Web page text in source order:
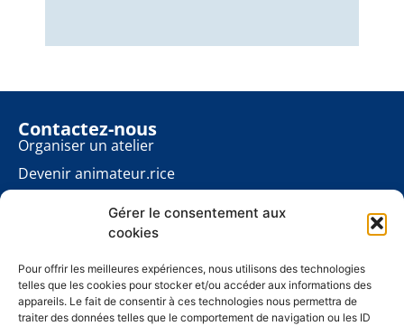
Gérer le consentement aux
cookies
Pour offrir les meilleures expériences, nous utilisons des technologies
telles que les cookies pour stocker et/ou accéder aux informations des
appareils. Le fait de consentir à ces technologies nous permettra de
traiter des données telles que le comportement de navigation ou les ID
Contactez-nous
Organiser un atelier
Devenir animateur.rice
Contact presse
À propos
Mentions légales